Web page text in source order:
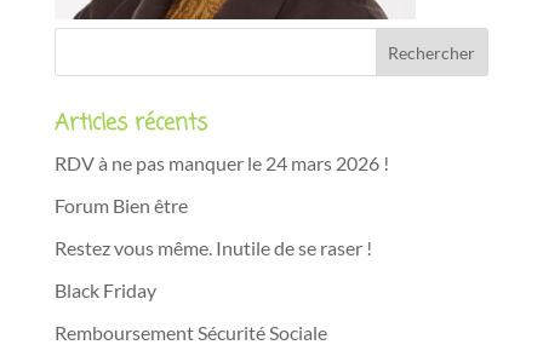
Articles récents
RDV à ne pas manquer le 24 mars 2026 !
Forum Bien être
Restez vous même. Inutile de se raser !
Black Friday
Remboursement Sécurité Sociale